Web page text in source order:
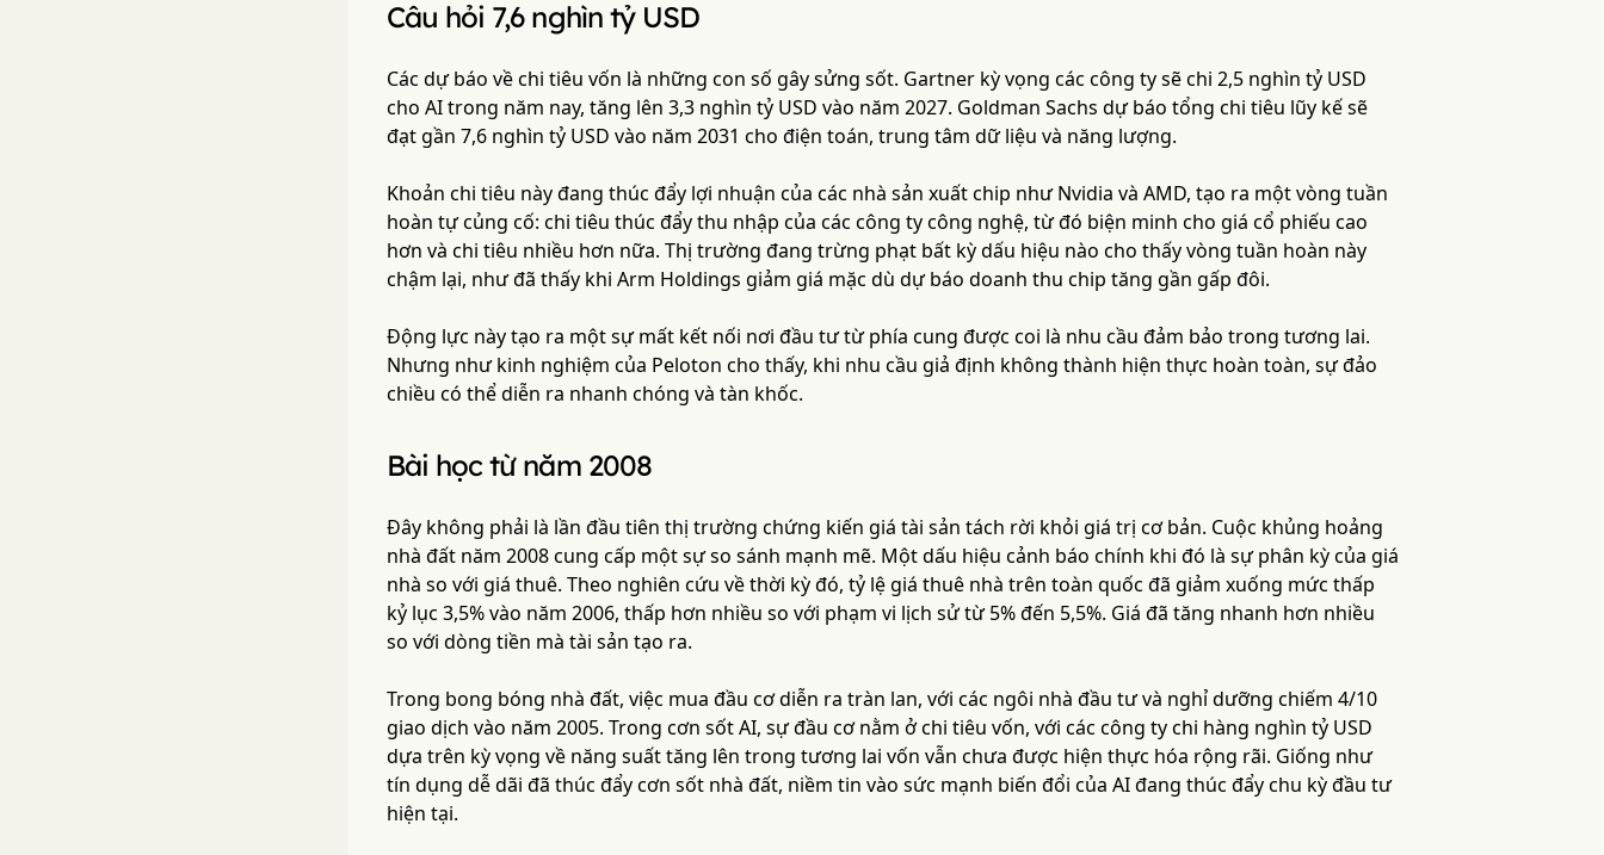
Câu hỏi 7,6 nghìn tỷ USD
Các dự báo về chi tiêu vốn là những con số gây sửng sốt. Gartner kỳ vọng các công ty sẽ chi 2,5 nghìn tỷ USD
cho AI trong năm nay, tăng lên 3,3 nghìn tỷ USD vào năm 2027. Goldman Sachs dự báo tổng chi tiêu lũy kế sẽ
đạt gần 7,6 nghìn tỷ USD vào năm 2031 cho điện toán, trung tâm dữ liệu và năng lượng.
Khoản chi tiêu này đang thúc đẩy lợi nhuận của các nhà sản xuất chip như Nvidia và AMD, tạo ra một vòng tuần
hoàn tự củng cố: chi tiêu thúc đẩy thu nhập của các công ty công nghệ, từ đó biện minh cho giá cổ phiếu cao
hơn và chi tiêu nhiều hơn nữa. Thị trường đang trừng phạt bất kỳ dấu hiệu nào cho thấy vòng tuần hoàn này
chậm lại, như đã thấy khi Arm Holdings giảm giá mặc dù dự báo doanh thu chip tăng gần gấp đôi.
Động lực này tạo ra một sự mất kết nối nơi đầu tư từ phía cung được coi là nhu cầu đảm bảo trong tương lai.
Nhưng như kinh nghiệm của Peloton cho thấy, khi nhu cầu giả định không thành hiện thực hoàn toàn, sự đảo
chiều có thể diễn ra nhanh chóng và tàn khốc.
Bài học từ năm 2008
Đây không phải là lần đầu tiên thị trường chứng kiến giá tài sản tách rời khỏi giá trị cơ bản. Cuộc khủng hoảng
nhà đất năm 2008 cung cấp một sự so sánh mạnh mẽ. Một dấu hiệu cảnh báo chính khi đó là sự phân kỳ của giá
nhà so với giá thuê. Theo nghiên cứu về thời kỳ đó, tỷ lệ giá thuê nhà trên toàn quốc đã giảm xuống mức thấp
kỷ lục 3,5% vào năm 2006, thấp hơn nhiều so với phạm vi lịch sử từ 5% đến 5,5%. Giá đã tăng nhanh hơn nhiều
so với dòng tiền mà tài sản tạo ra.
Trong bong bóng nhà đất, việc mua đầu cơ diễn ra tràn lan, với các ngôi nhà đầu tư và nghỉ dưỡng chiếm 4/10
giao dịch vào năm 2005. Trong cơn sốt AI, sự đầu cơ nằm ở chi tiêu vốn, với các công ty chi hàng nghìn tỷ USD
dựa trên kỳ vọng về năng suất tăng lên trong tương lai vốn vẫn chưa được hiện thực hóa rộng rãi. Giống như
tín dụng dễ dãi đã thúc đẩy cơn sốt nhà đất, niềm tin vào sức mạnh biến đổi của AI đang thúc đẩy chu kỳ đầu tư
hiện tại.